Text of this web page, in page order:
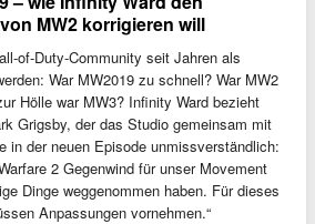
MW2 korrigieren will
of-Duty-Community seit Jahren als
War MW2019 zu schnell? War MW2
Hölle war MW3? Infinity Ward bezieht
Grigsby, der das Studio gemeinsam mit
in der neuen Episode unmissverständlich:
2 Gegenwind für unser Movement
Dinge weggenommen haben. Für dieses
Anpassungen vornehmen.“